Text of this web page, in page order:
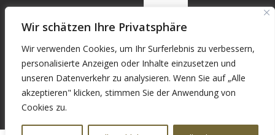
Wir schätzen Ihre Privatsphäre
Wir verwenden Cookies, um Ihr Surferlebnis zu verbessern,
personalisierte Anzeigen oder Inhalte einzusetzen und
unseren Datenverkehr zu analysieren. Wenn Sie auf „Alle
akzeptieren" klicken, stimmen Sie der Anwendung von
Cookies zu.
Vergessen?
Registrieren